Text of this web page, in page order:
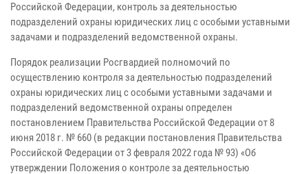
Российской Федерации, контроль за деятельностью
подразделений охраны юридических лиц с особыми уставными
задачами и подразделений ведомственной охраны.
Порядок реализации Росгвардией полномочий по
осуществлению контроля за деятельностью подразделений
охраны юридических лиц с особыми уставными задачами и
подразделений ведомственной охраны определен
постановлением Правительства Российской Федерации от 8
июня 2018 г. № 660 (в редакции постановления Правительства
Российской Федерации от 3 февраля 2022 года № 93) «Об
утверждении Положения о контроле за деятельностью